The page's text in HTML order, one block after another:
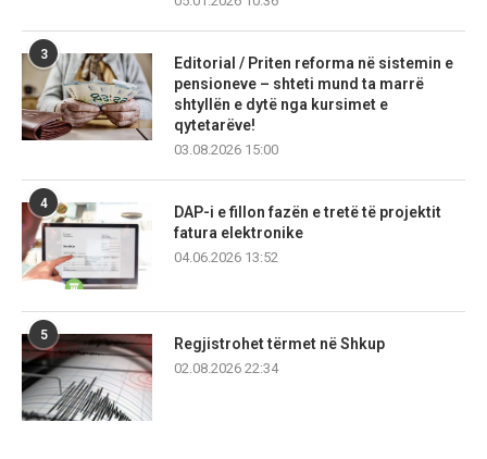
3
Editorial / Priten reforma në sistemin e
pensioneve – shteti mund ta marrë
shtyllën e dytë nga kursimet e
qytetarëve!
03.08.2026 15:00
4
DAP-i e fillon fazën e tretë të projektit
fatura elektronike
04.06.2026 13:52
5
Regjistrohet tërmet në Shkup
02.08.2026 22:34